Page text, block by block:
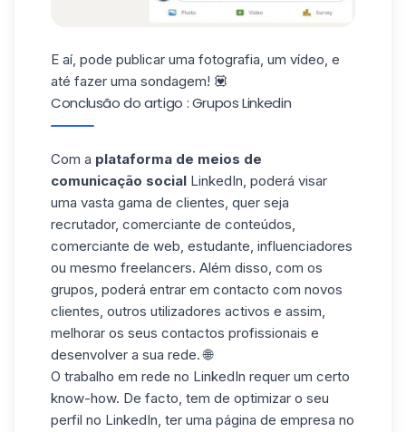
E aí, pode publicar uma fotografia, um vídeo, e
até fazer uma sondagem! 💟
Conclusão do artigo : Grupos Linkedin
Com a plataforma de meios de
comunicação social LinkedIn, poderá visar
uma vasta gama de clientes, quer seja
recrutador, comerciante de conteúdos,
comerciante de web, estudante, influenciadores
ou mesmo freelancers. Além disso, com os
grupos, poderá entrar em contacto com novos
clientes, outros utilizadores activos e assim,
melhorar os seus contactos profissionais e
desenvolver a sua rede. 🌐
O trabalho em rede no LinkedIn requer um certo
know-how. De facto, tem de optimizar o seu
perfil no LinkedIn, ter uma página de empresa no